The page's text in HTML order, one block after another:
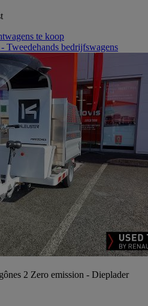
te koop
Tweedehands bedrijfswagens
2 Zero emission - Dieplader